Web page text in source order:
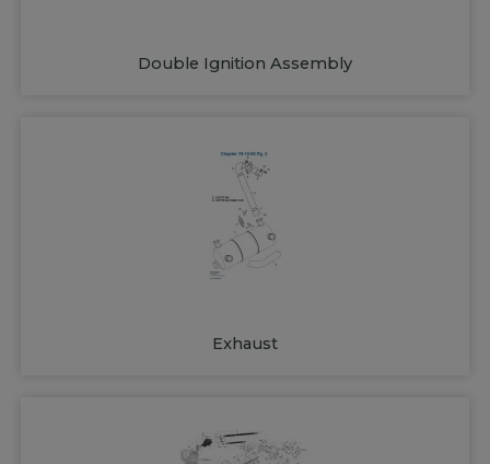
Double Ignition Assembly
Exhaust